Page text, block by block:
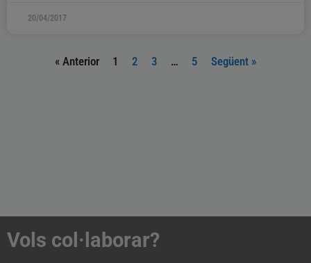
20/04/2017
« Anterior 1 2 3 … 5 Següent »
Vols col·laborar?